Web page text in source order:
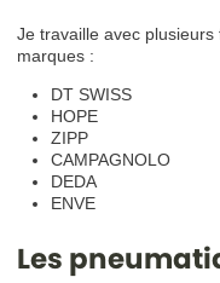
Je travaille avec
marques :
DT SWISS
HOPE
ZIPP
CAMPAGNOLO
DEDA
ENVE
Les